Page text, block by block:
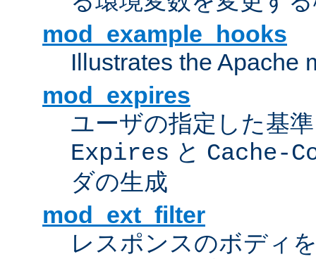
mod_example_hooks
Illustrates the Apache
mod_expires
ユーザの指定した基
Expires と Cache-
ダの生成
mod_ext_filter
レスポンスのボディ